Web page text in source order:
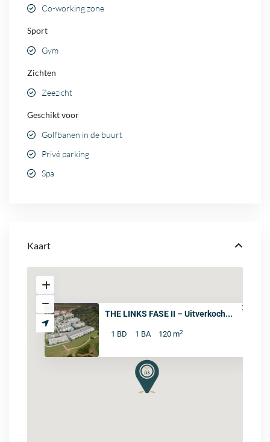
Co-working zone
Sport
Gym
Zichten
Zeezicht
Geschikt voor
Golfbanen in de buurt
Privé parking
Spa
Kaart
THE LINKS FASE II – Uitverkoch...
1 BD 1 BA 120 m2